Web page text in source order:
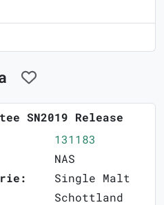
SN2019 Release
131183
NAS
Single Malt
Schottland